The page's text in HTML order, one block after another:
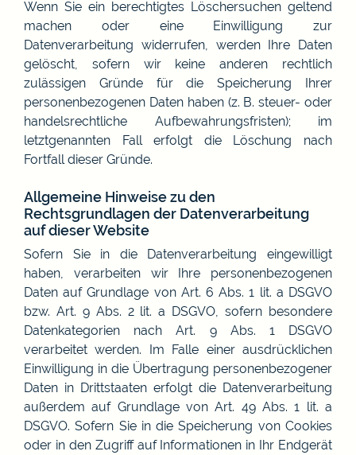
Wenn Sie ein berechtigtes Löschersuchen geltend
machen oder eine Einwilligung zur
Datenverarbeitung widerrufen, werden Ihre Daten
gelöscht, sofern wir keine anderen rechtlich
zulässigen Gründe für die Speicherung Ihrer
personenbezogenen Daten haben (z. B. steuer- oder
handelsrechtliche Aufbewahrungsfristen); im
letztgenannten Fall erfolgt die Löschung nach
Fortfall dieser Gründe.
Allgemeine Hinweise zu den
Rechtsgrundlagen der Datenverarbeitung
auf dieser Website
Sofern Sie in die Datenverarbeitung eingewilligt
haben, verarbeiten wir Ihre personenbezogenen
Daten auf Grundlage von Art. 6 Abs. 1 lit. a DSGVO
bzw. Art. 9 Abs. 2 lit. a DSGVO, sofern besondere
Datenkategorien nach Art. 9 Abs. 1 DSGVO
verarbeitet werden. Im Falle einer ausdrücklichen
Einwilligung in die Übertragung personenbezogener
Daten in Drittstaaten erfolgt die Datenverarbeitung
außerdem auf Grundlage von Art. 49 Abs. 1 lit. a
DSGVO. Sofern Sie in die Speicherung von Cookies
oder in den Zugriff auf Informationen in Ihr Endgerät